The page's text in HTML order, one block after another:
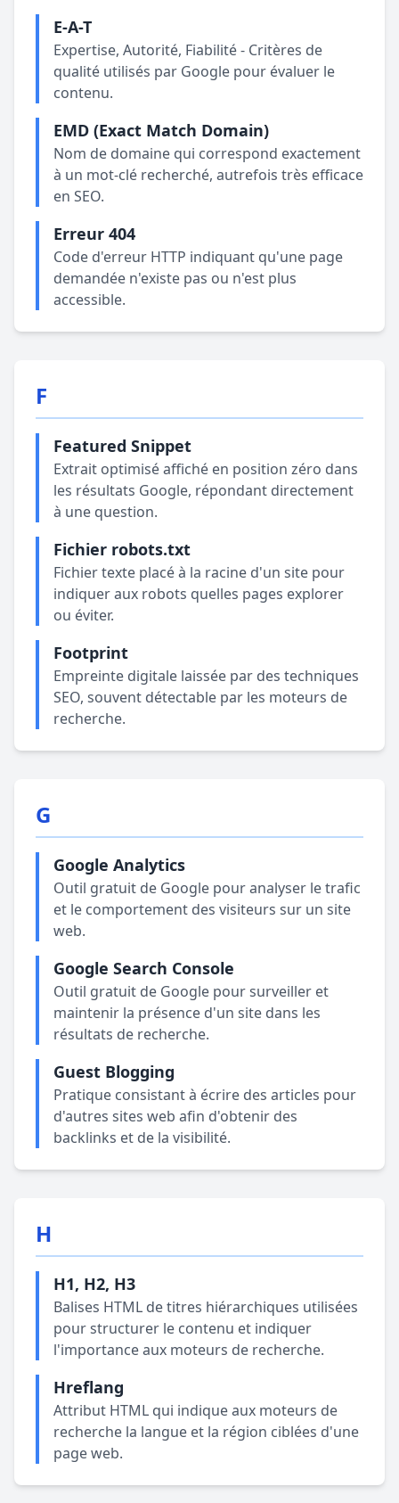
E-A-T
Expertise, Autorité, Fiabilité - Critères de
qualité utilisés par Google pour évaluer le
contenu.
EMD (Exact Match Domain)
Nom de domaine qui correspond exactement
à un mot-clé recherché, autrefois très efficace
en SEO.
Erreur 404
Code d'erreur HTTP indiquant qu'une page
demandée n'existe pas ou n'est plus
accessible.
F
Featured Snippet
Extrait optimisé affiché en position zéro dans
les résultats Google, répondant directement
à une question.
Fichier robots.txt
Fichier texte placé à la racine d'un site pour
indiquer aux robots quelles pages explorer
ou éviter.
Footprint
Empreinte digitale laissée par des techniques
SEO, souvent détectable par les moteurs de
recherche.
G
Google Analytics
Outil gratuit de Google pour analyser le trafic
et le comportement des visiteurs sur un site
web.
Google Search Console
Outil gratuit de Google pour surveiller et
maintenir la présence d'un site dans les
résultats de recherche.
Guest Blogging
Pratique consistant à écrire des articles pour
d'autres sites web afin d'obtenir des
backlinks et de la visibilité.
H
H1, H2, H3
Balises HTML de titres hiérarchiques utilisées
pour structurer le contenu et indiquer
l'importance aux moteurs de recherche.
Hreflang
Attribut HTML qui indique aux moteurs de
recherche la langue et la région ciblées d'une
page web.